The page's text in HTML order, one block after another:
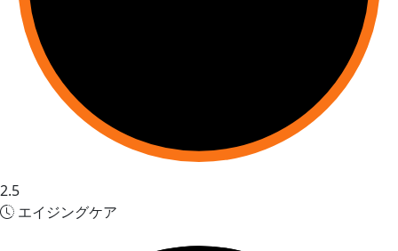
2.5
エイジングケア